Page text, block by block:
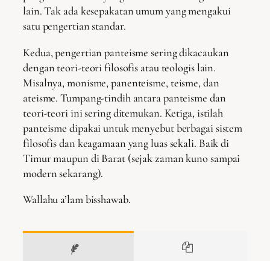
lain. Tak ada kesepakatan umum yang mengakui
satu pengertian standar.
Kedua, pengertian panteisme sering dikacaukan
dengan teori-teori filosofis atau teologis lain.
Misalnya, monisme, panenteisme, teisme, dan
ateisme. Tumpang-tindih antara panteisme dan
teori-teori ini sering ditemukan. Ketiga, istilah
panteisme dipakai untuk menyebut berbagai sistem
filosofis dan keagamaan yang luas sekali. Baik di
Timur maupun di Barat (sejak zaman kuno sampai
modern sekarang).
Wallahu a’lam bisshawab.